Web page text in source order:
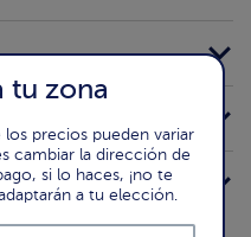
tu zona
los precios pueden variar
cambiar la dirección de
si lo haces, ¡no te
a tu elección.